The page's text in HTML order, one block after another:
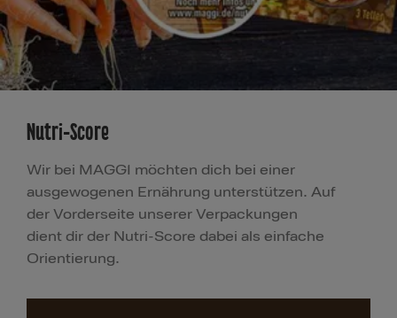
Nutri-Score
Wir bei MAGGI möchten dich bei einer
ausgewogenen Ernährung unterstützen. Auf
der Vorderseite unserer Verpackungen
dient dir der Nutri-Score dabei als einfache
Orientierung.